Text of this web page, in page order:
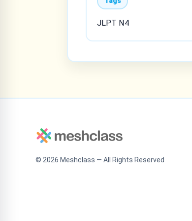
JLPT N4
© 2026 Meshclass — All Rights Reserved